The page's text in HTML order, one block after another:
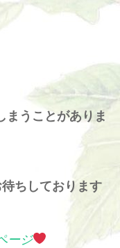
まうことがありま
ちしております
ージ